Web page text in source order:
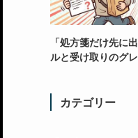
「処方箋だけ先に
ルと受け取りのグ
カテゴリー